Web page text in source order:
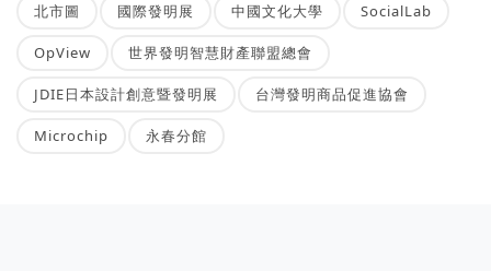
北市圖 國際發明展 中國文化大學 SocialLab
OpView 世界發明智慧財產聯盟總會
JDIE日本設計創意暨發明展 台灣發明商品促進協會
Microchip 永春分館